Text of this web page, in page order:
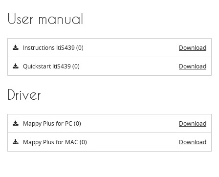
User manual
Instructions ItiS439 (0) Download
Quickstart ItiS439 (0) Download
Driver
Mappy Plus for PC (0) Download
Mappy Plus for MAC (0) Download